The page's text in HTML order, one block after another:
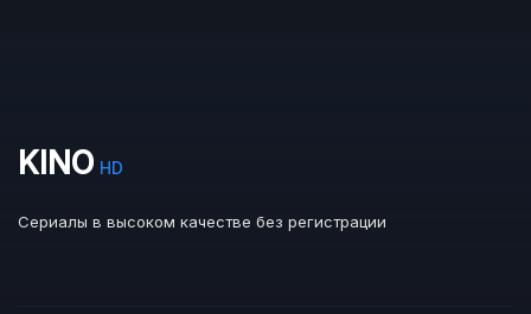
KINO HD
Сериалы в высоком качестве без регистрации